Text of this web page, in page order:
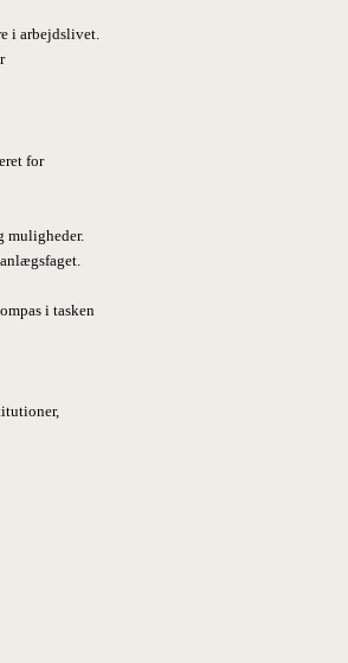
i arbejdslivet.
for
muligheder.
i tasken